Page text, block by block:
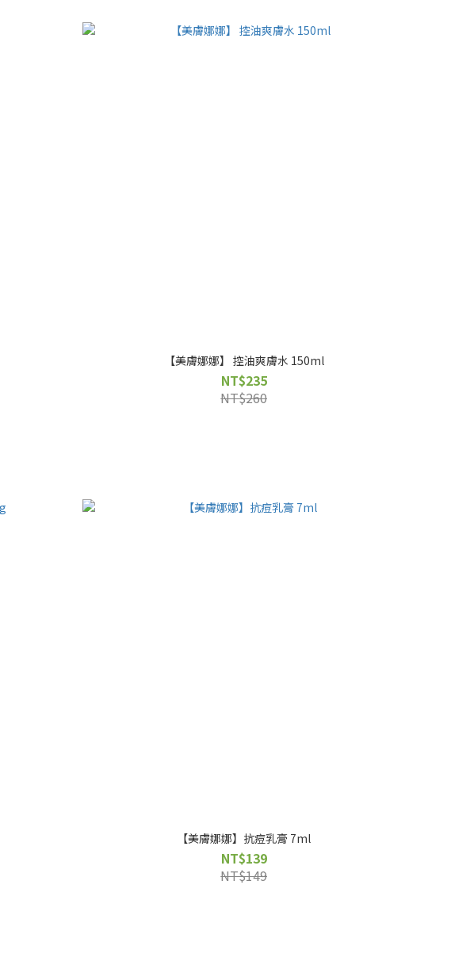
【美膚娜娜】 控油爽膚水 150ml
NT$235
NT$260
【美膚娜娜】抗痘乳膏 7ml
NT$139
NT$149